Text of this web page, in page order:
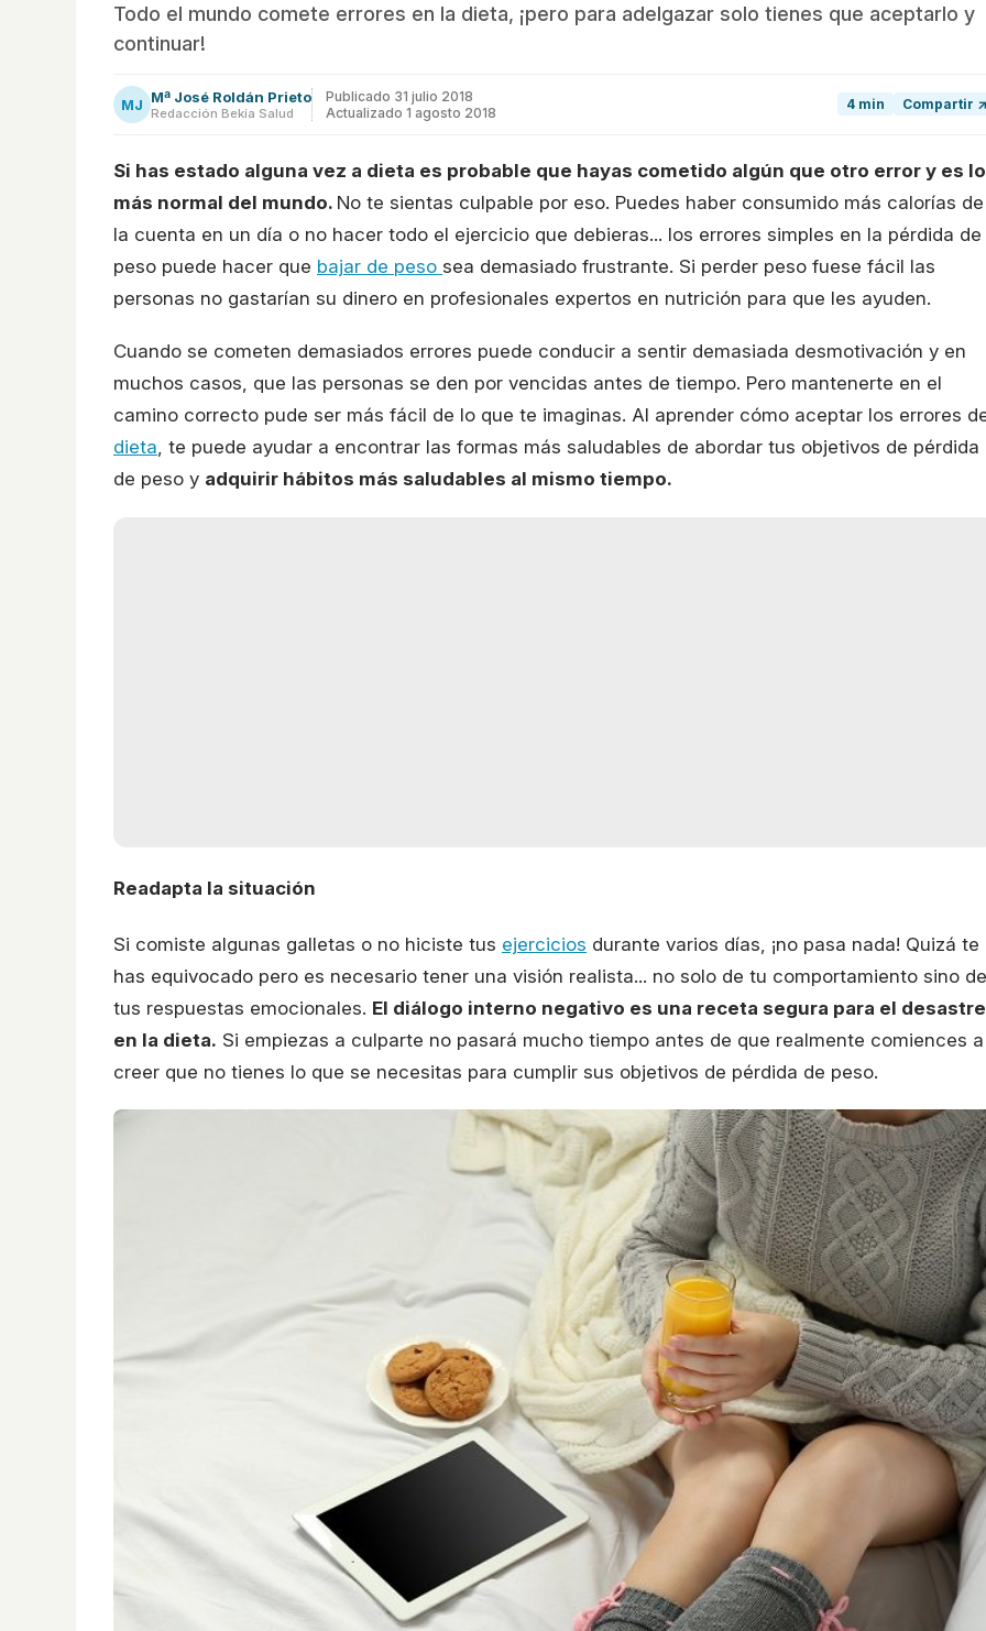
Todo el mundo comete errores en la dieta, ¡pero para adelgazar solo tienes que aceptarlo y
continuar!
MJ Mª José Roldán Prieto
Redacción Bekia Salud
Publicado 31 julio 2018
Actualizado 1 agosto 2018
4 min Compartir ↗
Si has estado alguna vez a dieta es probable que hayas cometido algún que otro error y es lo
más normal del mundo. No te sientas culpable por eso. Puedes haber consumido más calorías de
la cuenta en un día o no hacer todo el ejercicio que debieras... los errores simples en la pérdida de
peso puede hacer que bajar de peso sea demasiado frustrante. Si perder peso fuese fácil las
personas no gastarían su dinero en profesionales expertos en nutrición para que les ayuden.
Cuando se cometen demasiados errores puede conducir a sentir demasiada desmotivación y en
muchos casos, que las personas se den por vencidas antes de tiempo. Pero mantenerte en el
camino correcto pude ser más fácil de lo que te imaginas. Al aprender cómo aceptar los errores
dieta , te puede ayudar a encontrar las formas más saludables de abordar tus objetivos de pérdida
de peso y adquirir hábitos más saludables al mismo tiempo.
Readapta la situación
Si comiste algunas galletas o no hiciste tus ejercicios durante varios días, ¡no pasa nada! Quizá te
has equivocado pero es necesario tener una visión realista... no solo de tu comportamiento sino de
tus respuestas emocionales. El diálogo interno negativo es una receta segura para el desastre
en la dieta. Si empiezas a culparte no pasará mucho tiempo antes de que realmente comiences a
creer que no tienes lo que se necesitas para cumplir sus objetivos de pérdida de peso.